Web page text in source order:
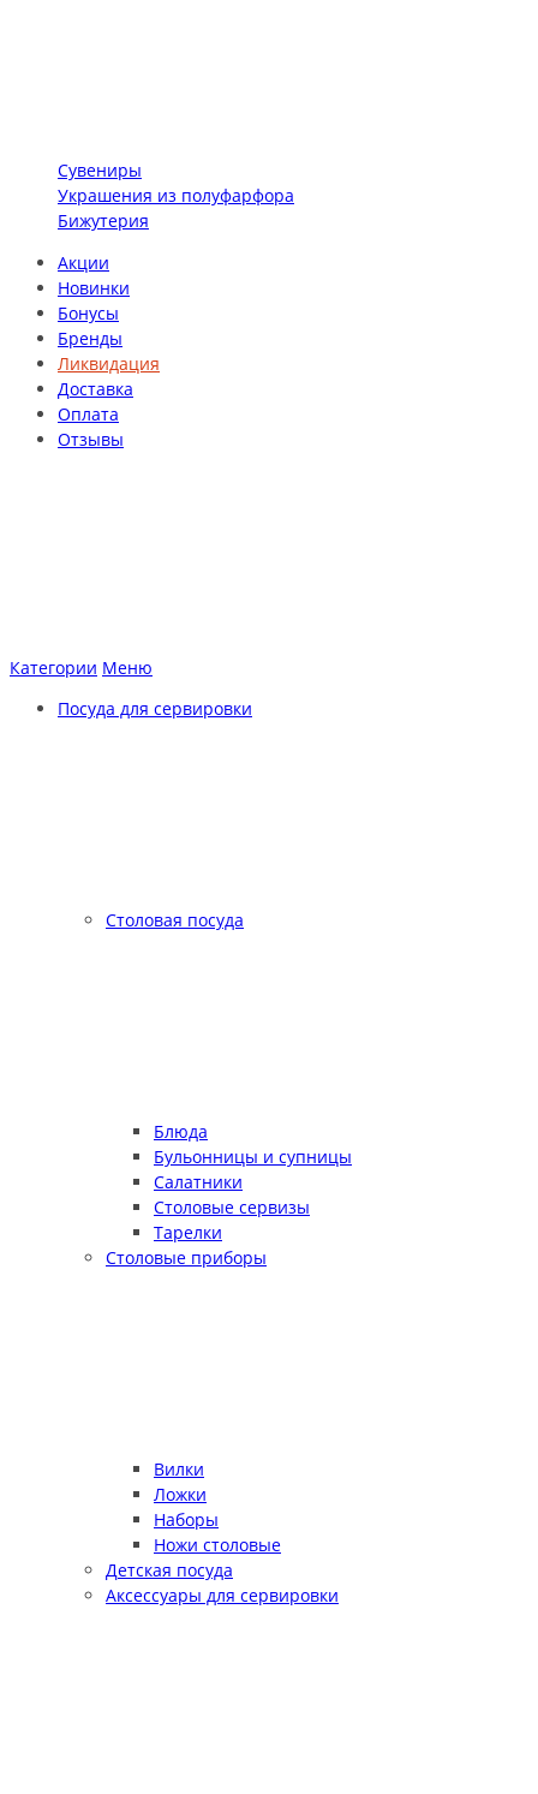
Сувениры
Украшения из полуфарфора
Бижутерия
Акции
Новинки
Бонусы
Бренды
Ликвидация
Доставка
Оплата
Отзывы
Категории Меню
Посуда для сервировки
Столовая посуда
Блюда
Бульонницы и супницы
Салатники
Столовые сервизы
Тарелки
Столовые приборы
Вилки
Ложки
Наборы
Ножи столовые
Детская посуда
Аксессуары для сервировки